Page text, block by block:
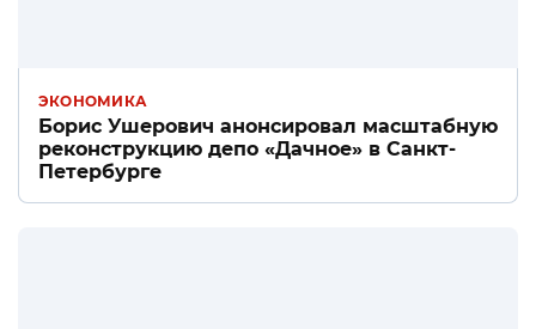
ЭКОНОМИКА
Борис Ушерович анонсировал масштабную
реконструкцию депо «Дачное» в Санкт-
Петербурге